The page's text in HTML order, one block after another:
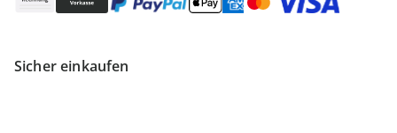
Sicher einkaufen